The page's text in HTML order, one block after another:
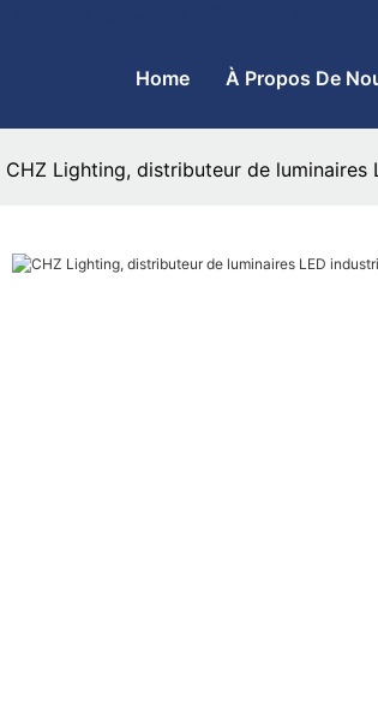
Home À Propos De
CHZ Lighting, distributeur de luminaires